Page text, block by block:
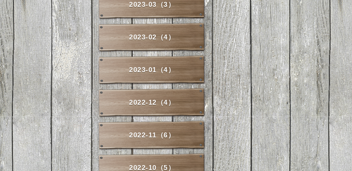
2023-03（3）
2023-02（4）
2023-01（4）
2022-12（4）
2022-11（6）
2022-10（5）